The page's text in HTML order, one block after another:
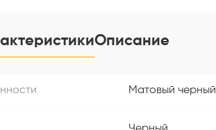
Описание
Матовый черный